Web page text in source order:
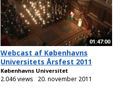
01:47:00
Webcast af Københavns
Universitets Årsfest 2011
Københavns Universitet
2.046 views 20. november 2011